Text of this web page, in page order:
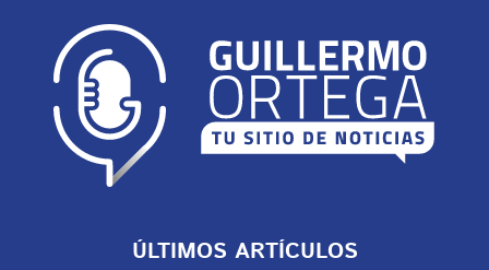
ÚLTIMOS ARTÍCULOS